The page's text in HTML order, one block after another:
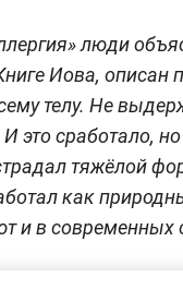
люди
Иова, описан
телу. Не
это сработало,
тяжёлой
как
и в современных